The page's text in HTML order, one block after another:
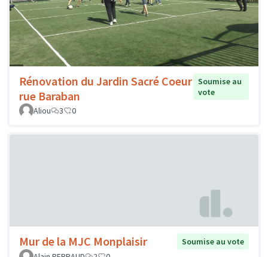
Rénovation du Jardin Sacré Coeur
rue Baraban
Soumise au
vote
Aliou
3 0
Mur de la MJC Monplaisir
Soumise au vote